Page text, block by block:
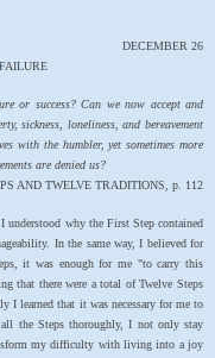
DECEMBER 26
or success? Can we now accept and
sickness, loneliness, and bereavement
with the humbler, yet sometimes more
are denied us?
AND TWELVE TRADITIONS, p. 112
why the First Step contained
In the same way, I believed for
it was enough for me "to carry this
that there were a total of Twelve Steps
I learned that it was necessary for me to
the Steps thoroughly, I not only stay
my difficulty with living into a joy